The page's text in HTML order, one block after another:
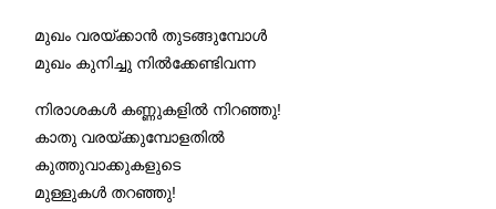
മുഖം വരയ്ക്കാൻ തുടങ്ങുമ്പോൾ
മുഖം കുനിച്ചു നിൽക്കേണ്ടിവന്ന
നിരാശകൾ കണ്ണുകളിൽ നിറഞ്ഞു!
കാതു വരയ്ക്കുമ്പോളതിൽ
കുത്തുവാക്കുകളുടെ
മുള്ളുകൾ തറഞ്ഞു!